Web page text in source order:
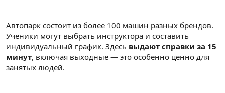
Автопарк состоит из более 100 машин разных брендов.
Ученики могут выбрать инструктора и составить
индивидуальный график. Здесь выдают справки за 15
минут, включая выходные — это особенно ценно для
занятых людей.